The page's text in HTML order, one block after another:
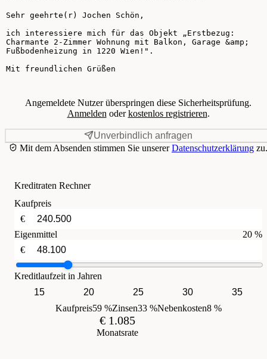
Ihre Nachricht
Angemeldete Nutzer überspringen diese Sicherheitsprüfung.
Anmelden oderkostenlos registrieren.
Unverbindlich anfragen
Mit dem Absenden stimmen Sie unsererDatenschutzerklärung zu.
Kreditraten Rechner
Kaufpreis
€
Eigenmittel
20 %
€
Kreditlaufzeit in Jahren
15
20 25 30
35
Kaufpreis59 %Zinsen33 %Nebenkosten8 %
€ 1.085
Monatsrate